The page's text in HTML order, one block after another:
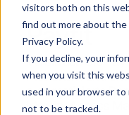
visitors both on this
find out more about the
Privacy Policy.
If you decline, your
when you visit this
used in your browser
not to be tracked.
Payfit
Verbinden Sie
Praktiken rund
automatisierte
Identity Access